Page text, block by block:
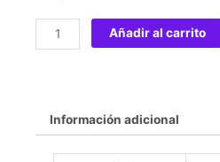
Añadir al carrito
Información adicional